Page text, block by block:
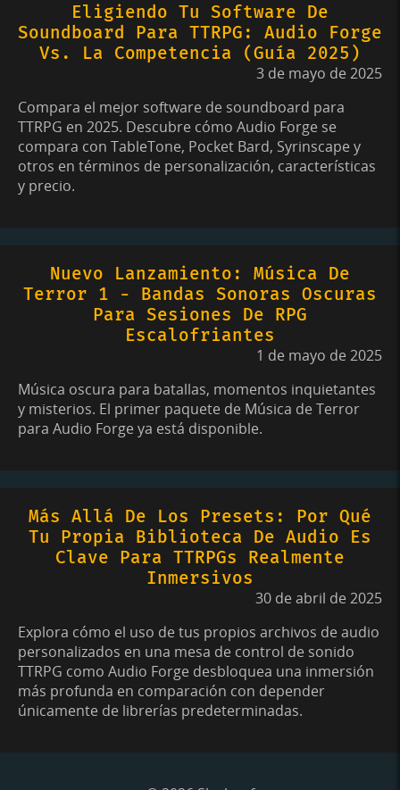
Eligiendo Tu Software De
Soundboard Para TTRPG: Audio Forge
Vs. La Competencia (Guía 2025)
3 de mayo de 2025
Compara el mejor software de soundboard para
TTRPG en 2025. Descubre cómo Audio Forge se
compara con TableTone, Pocket Bard, Syrinscape y
otros en términos de personalización, características
y precio.
Nuevo Lanzamiento: Música De
Terror 1 - Bandas Sonoras Oscuras
Para Sesiones De RPG
Escalofriantes
1 de mayo de 2025
Música oscura para batallas, momentos inquietantes
y misterios. El primer paquete de Música de Terror
para Audio Forge ya está disponible.
Más Allá De Los Presets: Por Qué
Tu Propia Biblioteca De Audio Es
Clave Para TTRPGs Realmente
Inmersivos
30 de abril de 2025
Explora cómo el uso de tus propios archivos de audio
personalizados en una mesa de control de sonido
TTRPG como Audio Forge desbloquea una inmersión
más profunda en comparación con depender
únicamente de librerías predeterminadas.